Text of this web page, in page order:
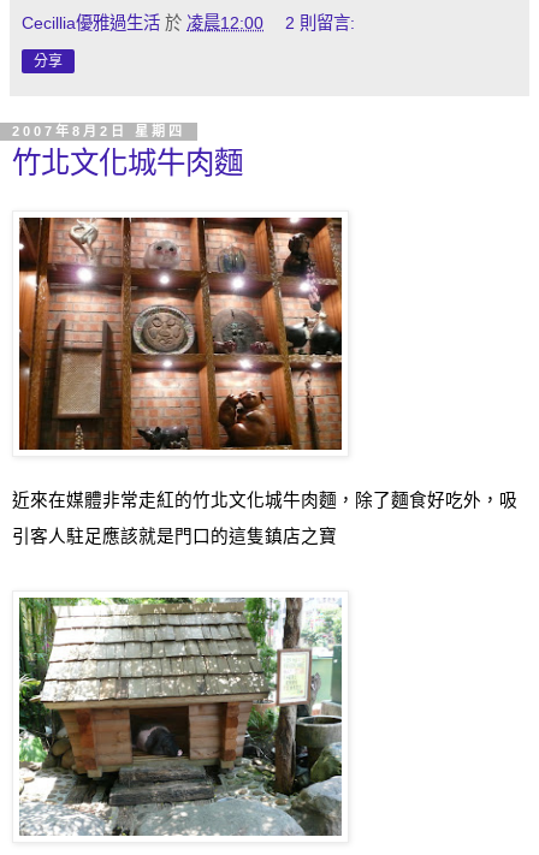
Cecillia優雅過生活 於 凌晨12:00 2 則留言:
分享
2007年8月2日 星期四
竹北文化城牛肉麵
近來在媒體非常走紅的竹北文化城牛肉麵 ，除了麵食好吃外，吸
引客人駐足應該就是門口的這隻鎮店之寶